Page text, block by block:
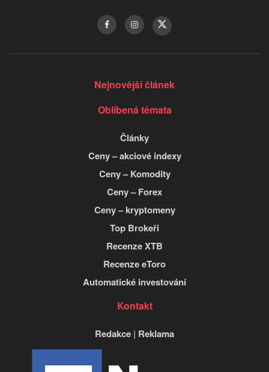
Nejnovější článek
Oblíbená témata
Články
Ceny – akciové indexy
Ceny – Komodity
Ceny – Forex
Ceny – kryptomeny
Top Brokeři
Recenze XTB
Recenze eToro
Automatické investování
Kontakt
Redakce | Reklama